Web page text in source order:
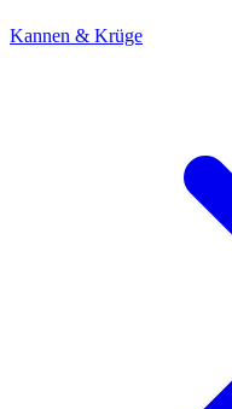
Kannen & Krüge